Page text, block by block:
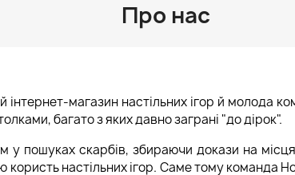
Про нас
інтернет-магазин настільних ігор й молода
багато з яких давно заграні "до дірок".
пошуках скарбів, збираючи докази на
користь настільних ігор. Саме тому команда